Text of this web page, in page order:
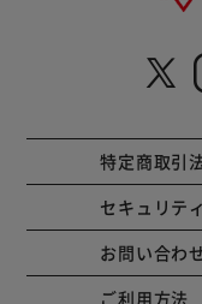
特定商取引
セキュリテ
お問い合わ
ご利用方法